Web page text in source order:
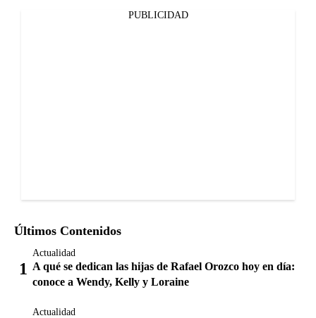
PUBLICIDAD
Últimos Contenidos
Actualidad
A qué se dedican las hijas de Rafael Orozco hoy en día:
conoce a Wendy, Kelly y Loraine
Actualidad